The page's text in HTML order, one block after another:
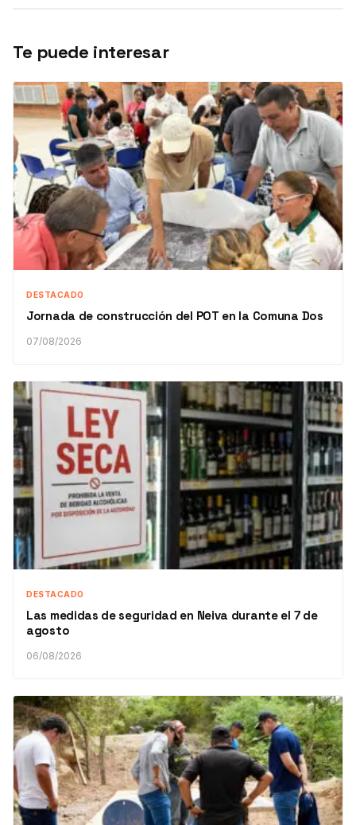
Te puede interesar
DESTACADO
Jornada de construcción del POT en la Comuna Dos
07/08/2026
DESTACADO
Las medidas de seguridad en Neiva durante el 7 de
agosto
06/08/2026